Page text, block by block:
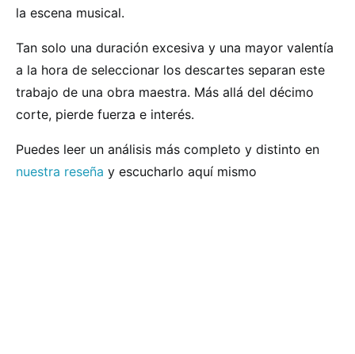
la escena musical.
Tan solo una duración excesiva y una mayor valentía
a la hora de seleccionar los descartes separan este
trabajo de una obra maestra. Más allá del décimo
corte, pierde fuerza e interés.
Puedes leer un análisis más completo y distinto en
nuestra reseña y escucharlo aquí mismo